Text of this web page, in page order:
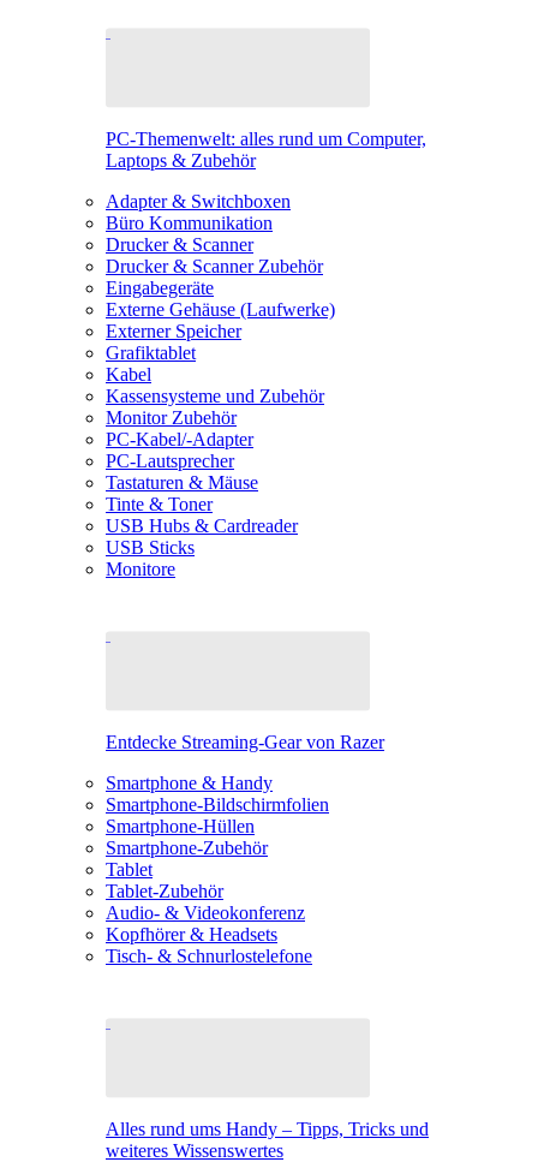
PC-Themenwelt: alles rund um Computer,
Laptops & Zubehör
Adapter & Switchboxen
Büro Kommunikation
Drucker & Scanner
Drucker & Scanner Zubehör
Eingabegeräte
Externe Gehäuse (Laufwerke)
Externer Speicher
Grafiktablet
Kabel
Kassensysteme und Zubehör
Monitor Zubehör
PC-Kabel/-Adapter
PC-Lautsprecher
Tastaturen & Mäuse
Tinte & Toner
USB Hubs & Cardreader
USB Sticks
Monitore
Entdecke Streaming-Gear von Razer
Smartphone & Handy
Smartphone-Bildschirmfolien
Smartphone-Hüllen
Smartphone-Zubehör
Tablet
Tablet-Zubehör
Audio- & Videokonferenz
Kopfhörer & Headsets
Tisch- & Schnurlostelefone
Alles rund ums Handy – Tipps, Tricks und
weiteres Wissenswertes